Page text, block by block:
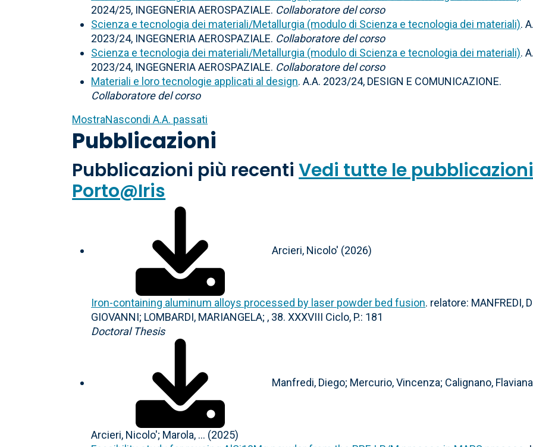
2024/25, INGEGNERIA AEROSPAZIALE. Collaboratore del corso
Scienza e tecnologia dei materiali/Metallurgia (modulo di Scienza e tecnologia dei materiali).
2023/24, INGEGNERIA AEROSPAZIALE. Collaboratore del corso
Scienza e tecnologia dei materiali/Metallurgia (modulo di Scienza e tecnologia dei materiali).
2023/24, INGEGNERIA AEROSPAZIALE. Collaboratore del corso
Materiali e loro tecnologie applicati al design. A.A. 2023/24, DESIGN E COMUNICAZIONE.
Collaboratore del corso
MostraNascondi A.A. passati
Pubblicazioni
Pubblicazioni più recentiVedi tutte le
Porto@Iris
Arcieri, Nicolo' (2026)
Iron-containing aluminum alloys processed by laser powder bed fusion. relatore: MANFREDI,
GIOVANNI; LOMBARDI, MARIANGELA; , 38. XXXVIII Ciclo, P.: 181
Doctoral Thesis
Manfredi, Diego; Mercurio, Vincenza; Calignano,
Arcieri, Nicolo'; Marola, ... (2025)